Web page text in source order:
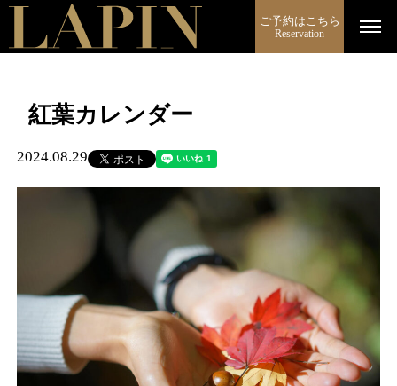
ご予約はこちら
Reservation
紅葉カレンダー
2024.08.29